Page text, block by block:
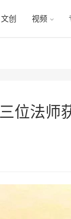
文创 视频
位法师